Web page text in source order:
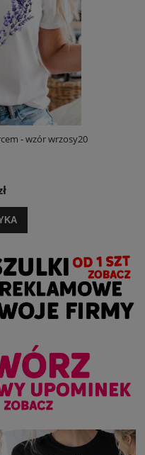
- wzór wrzosy20